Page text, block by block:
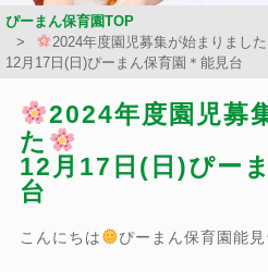
ぴーまん保育園TOP
2024年度園児募集が始まりました
12月17日(日)ぴーまん保育園＊能見台
2024年度園児募
た
12月17日(日)ぴー
台
こんにちは ぴーまん保育園能